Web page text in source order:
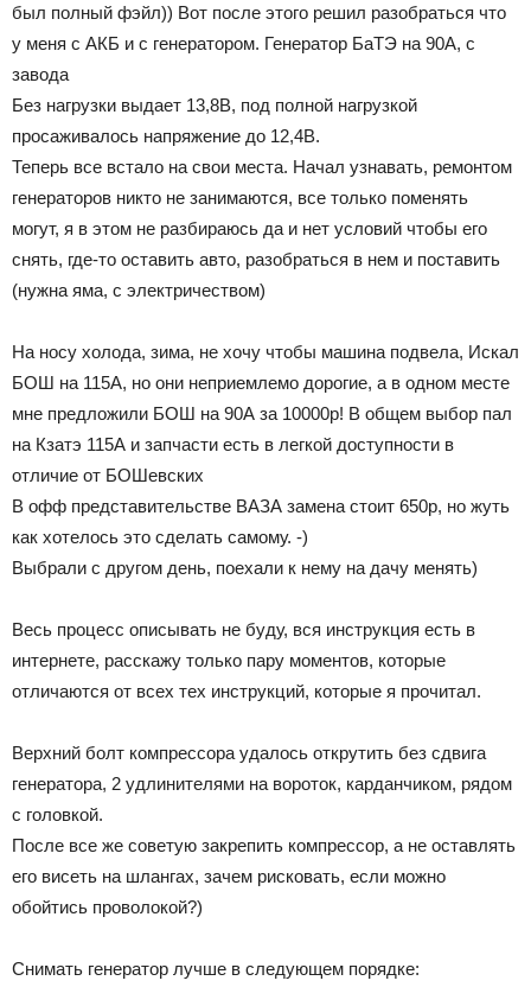
был полный фэйл)) Вот после этого решил разобраться что
у меня с АКБ и с генератором. Генератор БаТЭ на 90А, с
завода
Без нагрузки выдает 13,8В, под полной нагрузкой
просаживалось напряжение до 12,4В.
Теперь все встало на свои места. Начал узнавать, ремонтом
генераторов никто не занимаются, все только поменять
могут, я в этом не разбираюсь да и нет условий чтобы его
снять, где-то оставить авто, разобраться в нем и поставить
(нужна яма, с электричеством)
На носу холода, зима, не хочу чтобы машина подвела, Искал
БОШ на 115А, но они неприемлемо дорогие, а в одном месте
мне предложили БОШ на 90А за 10000р! В общем выбор пал
на Кзатэ 115А и запчасти есть в легкой доступности в
отличие от БОШевских
В офф представительстве ВАЗА замена стоит 650р, но жуть
как хотелось это сделать самому. -)
Выбрали с другом день, поехали к нему на дачу менять)
Весь процесс описывать не буду, вся инструкция есть в
интернете, расскажу только пару моментов, которые
отличаются от всех тех инструкций, которые я прочитал.
Верхний болт компрессора удалось открутить без сдвига
генератора, 2 удлинителями на вороток, карданчиком, рядом
с головкой.
После все же советую закрепить компрессор, а не оставлять
его висеть на шлангах, зачем рисковать, если можно
обойтись проволокой?)
Снимать генератор лучше в следующем порядке: